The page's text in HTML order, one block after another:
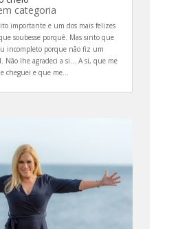
categoria
importante e um dos mais felizes
soubesse porquê. Mas sinto que
incompleto porque não fiz um
Não lhe agradeci a si... A si, que me
cheguei e que me...